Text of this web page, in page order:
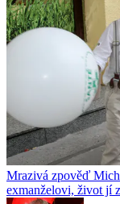
Mrazivá zpověď
exmanželovi, život jí